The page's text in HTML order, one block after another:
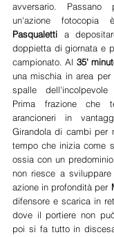
avversario.
Pasqualetti a
doppietta di giornata e
campionato. Al 35'
una mischia in area
spalle dell'incolpevole
Prima frazione che
arancioneri in
Girandola di cambi per
tempo che inizia come
ossia con un
non riesce a
azione in profondità per
difensore e scarica in
dove il portiere non
poi si fa tutto in